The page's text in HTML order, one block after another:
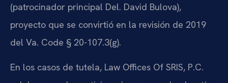
(patrocinador principal Del. David Bulova),
proyecto que se convirtió en la revisión de 2019
del Va. Code § 20-107.3(g).
En los casos de tutela, Law Offices Of SRIS, P.C.